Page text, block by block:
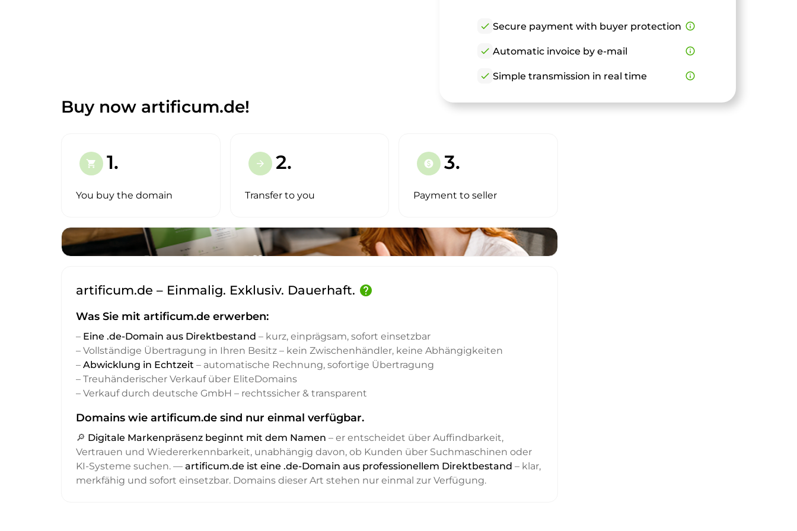
check Secure payment with buyer protection info_outline
check Automatic invoice by e-mail info_outline
check Simple transmission in real time info_outline
Buy now artificum.de!
shopping_cart 1.
You buy the domain
arrow_forward 2.
Transfer to you
paid 3.
Payment to seller
artificum.de – Einmalig. Exklusiv. Dauerhaft. help
Was Sie mit artificum.de erwerben:
– Eine .de-Domain aus Direktbestand – kurz, einprägsam, sofort einsetzbar
– Vollständige Übertragung in Ihren Besitz – kein Zwischenhändler, keine Abhängigkeiten
– Abwicklung in Echtzeit – automatische Rechnung, sofortige Übertragung
– Treuhänderischer Verkauf über EliteDomains
– Verkauf durch deutsche GmbH – rechtssicher & transparent
Domains wie artificum.de sind nur einmal verfügbar.
🔎 Digitale Markenpräsenz beginnt mit dem Namen – er entscheidet über Auffindbarkeit,
Vertrauen und Wiedererkennbarkeit, unabhängig davon, ob Kunden über Suchmaschinen oder
KI-Systeme suchen. — artificum.de ist eine .de-Domain aus professionellem Direktbestand – klar,
merkfähig und sofort einsetzbar. Domains dieser Art stehen nur einmal zur Verfügung.